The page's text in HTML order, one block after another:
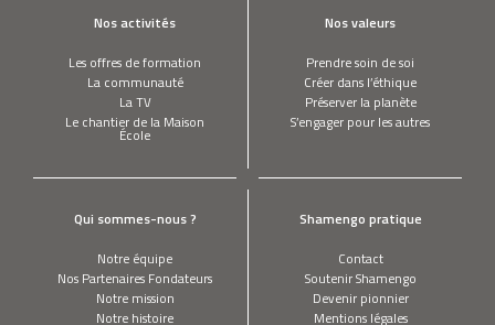
Nos activités
Les offres de formation
La communauté
La TV
Le chantier de la Maison
École
Nos valeurs
Prendre soin de soi
Créer dans l’éthique
Préserver la planète
S’engager pour les autres
Qui sommes-nous ?
Notre équipe
Nos Partenaires Fondateurs
Notre mission
Notre histoire
Shamengo pratique
Contact
Soutenir Shamengo
Devenir pionnier
Mentions légales